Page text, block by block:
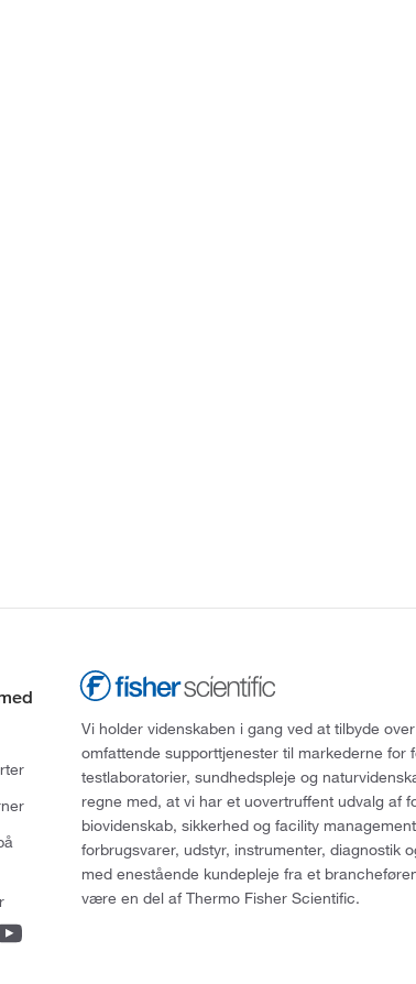
Vi holder videnskaben i gang ved at tilbyde
omfattende supporttjenester til markederne for
testlaboratorier, sundhedspleje og
regne med, at vi har et uovertruffent udvalg af
biovidenskab, sikkerhed og facility
forbrugsvarer, udstyr, instrumenter, diagnostik
med enestående kundepleje fra et
være en del af Thermo Fisher Scientific.